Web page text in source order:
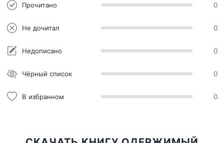
Прочитано 0
Не дочитал 0
Недописано 0
Чёрный список 0
В избранном 0